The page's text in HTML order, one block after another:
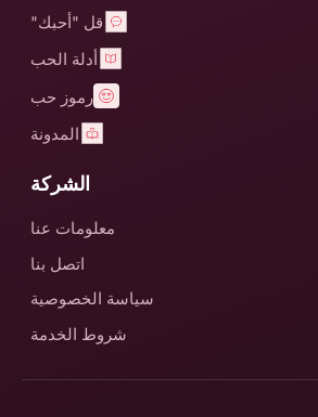
قل "أحبك"
أدلة الحب
رموز حب
المدونة
الشركة
معلومات عنا
اتصل بنا
سياسة الخصوصية
شروط الخدمة